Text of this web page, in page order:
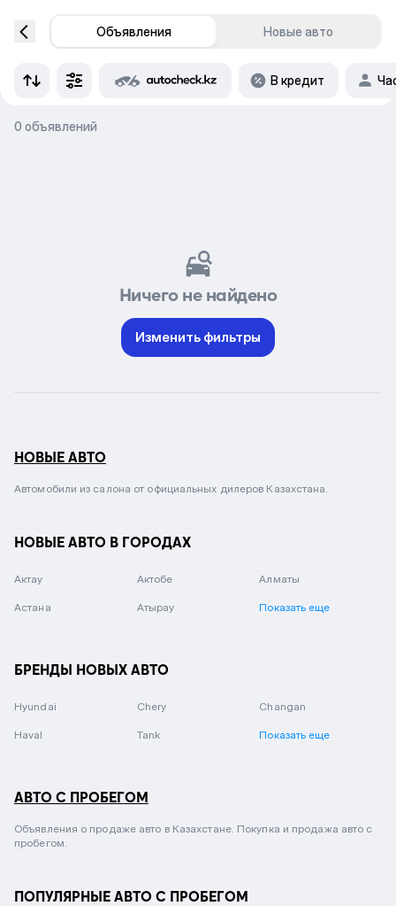
Объявления Новые авто
В кредит
0 объявлений
Ничего не найдено
Изменить фильтры
НОВЫЕ АВТО
Автомобили из салона от официальных дилеров Казахстана.
НОВЫЕ АВТО В ГОРОДАХ
Актау Актобе Алматы
Астана Атырау Показать еще
БРЕНДЫ НОВЫХ АВТО
Hyundai Chery Changan
Haval Tank Показать еще
АВТО С ПРОБЕГОМ
Объявления о продаже авто в Казахстане. Покупка и продажа авто с
пробегом.
ПОПУЛЯРНЫЕ АВТО С ПРОБЕГОМ